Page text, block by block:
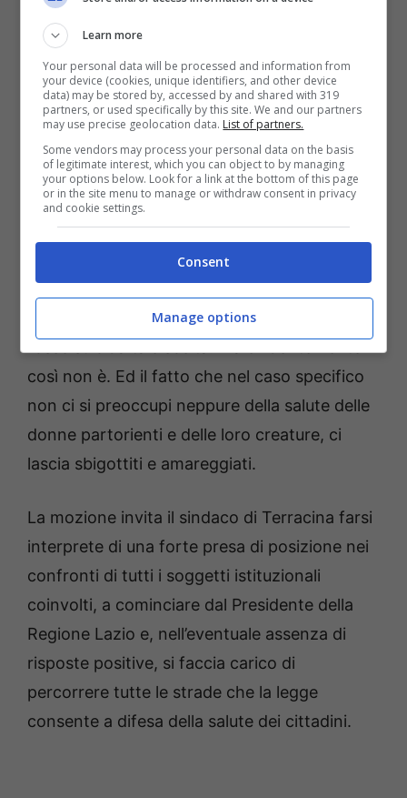
della ASL ha addirittura ordinato la
soppressione dell’ambulatorio di Ostetricia
presso l’ospedale Fiorini, pochi giorni dopo
averlo attivato, anche se solo “sulla carta”.
Francamente, i cittadini di Terracina e della
provincia di Latina sono stanchi di dover
“combattere” contro la soppressione dei
servizi sanitari, quali che essi siano.
Speravamo che l’emergenza sanitaria in corso
avesse fatto comprendere a tutti quanto
fosse suicida tale scelta. Ma evidentemente
così non è. Ed il fatto che nel caso specifico
non ci si preoccupi neppure della salute delle
donne partorienti e delle loro creature, ci
lascia sbigottiti e amareggiati.
La mozione invita il sindaco di Terracina farsi
interprete di una forte presa di posizione nei
confronti di tutti i soggetti istituzionali
coinvolti, a cominciare dal Presidente della
Regione Lazio e, nell’eventuale assenza di
risposte positive, si faccia carico di
percorrere tutte le strade che la legge
consente a difesa della salute dei cittadini.
Learn more
Your personal data will be processed and information from
your device (cookies, unique identifiers, and other device
data) may be stored by, accessed by and shared with 319
partners, or used specifically by this site. We and our partners
may use precise geolocation data. List of partners.
Some vendors may process your personal data on the basis
of legitimate interest, which you can object to by managing
your options below. Look for a link at the bottom of this page
or in the site menu to manage or withdraw consent in privacy
and cookie settings.
Consent
Manage options